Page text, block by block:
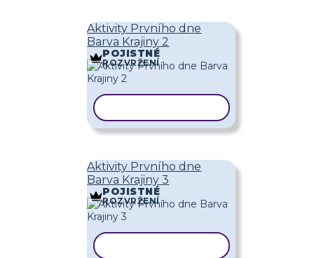
Aktivity Prvního dne
Barva Krajiny 2
POJISTNÉ
ROZVRŽENÍ
Aktivity Prvního dne
Barva Krajiny 3
POJISTNÉ
ROZVRŽENÍ